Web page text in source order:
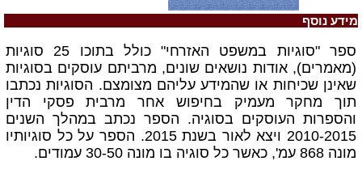
מידע נוסף
ספר "סוגיות במשפט האזרחי" כולל בתוכו 25 סוגיות
(מאמרים), אודות נושאים שונים, מרביתם עוסקים בסוגיות
שאינן שכיחות או שהמידע עליהם מצומצם. הסוגיות נכתבו
תוך מחקר מעמיק בחיפוש אחר מרבית פסקי הדין
והספרות העוסקים בסוגיה. הספר נכתב במהלך השנים
2010-2015 ויצא לאור בשנת 2015.
הספר על כל סוגיותיו
מונה 868 עמ', כאשר
כל סוגיה בו מונה 30-50 עמודים.